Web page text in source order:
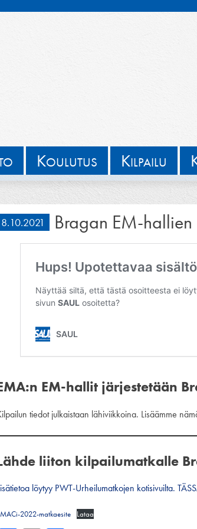
KOULUTUS KILPAILU
8.10.2021 Bragan EM-
EM-hallit järjestetään
tiedot julkaistaan lähiviikkoina. Lisäämme
liiton kilpailumatkalle
löytyy PWT-Urheilumatkojen kotisivuilta.
2022-matkaesite Lataa